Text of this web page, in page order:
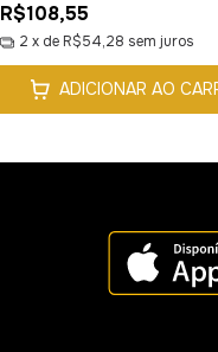
R$108,55
2 x de R$54,28 sem juros
ADICIONAR AO